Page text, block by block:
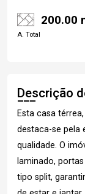
200.00
A. Total
Descrição
Esta casa
destaca-se pela
qualidade. O
laminado,
tipo split,